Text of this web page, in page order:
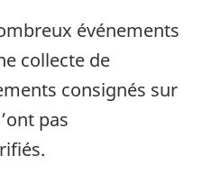
événements
collecte de
consignés sur
pas